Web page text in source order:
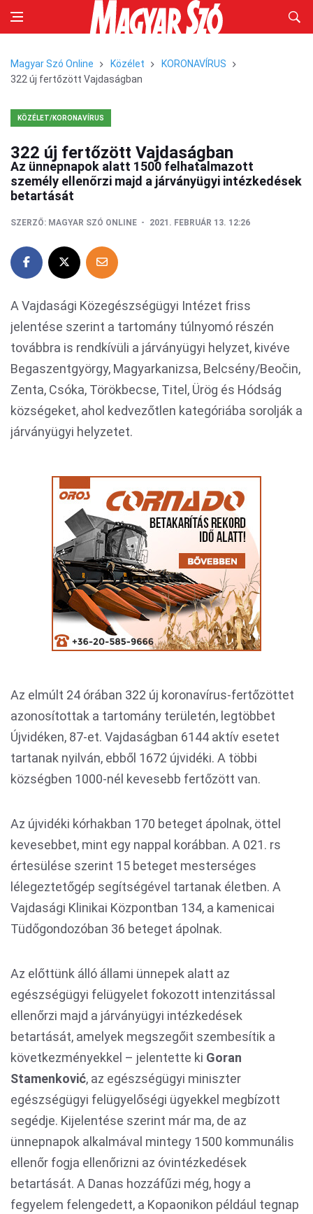
Magyar Szó Online Közélet
KORONAVÍRUS
322 új fertőzött Vajdaságban
KÖZÉLET/KORONAVÍRUS
322 új fertőzött Vajdaságban
Az ünnepnapok alatt 1500 felhatalmazott
személy ellenőrzi majd a járványügyi intézkedések
betartását
SZERZŐ: MAGYAR SZÓ ONLINE 2021. FEBRUÁR 13. 12:26
A Vajdasági Közegészségügyi Intézet friss
jelentése szerint a tartomány túlnyomó részén
továbbra is rendkívüli a járványügyi helyzet, kivéve
Begaszentgyörgy, Magyarkanizsa, Belcsény/Beočin,
Zenta, Csóka, Törökbecse, Titel, Ürög és Hódság
községeket, ahol kedvezőtlen kategóriába sorolják a
járványügyi helyzetet.
Az elmúlt 24 órában 322 új koronavírus-fertőzöttet
azonosítottak a tartomány területén, legtöbbet
Újvidéken, 87-et. Vajdaságban 6144 aktív esetet
tartanak nyilván, ebből 1672 újvidéki. A többi
községben 1000-nél kevesebb fertőzött van.
Az újvidéki kórhakban 170 beteget ápolnak, öttel
kevesebbet, mint egy nappal korábban. A 021. rs
értesülése szerint 15 beteget mesterséges
lélegeztetőgép segítségével tartanak életben. A
Vajdasági Klinikai Központban 134, a kamenicai
Tüdőgondozóban 36 beteget ápolnak.
Az előttünk álló állami ünnepek alatt az
egészségügyi felügyelet fokozott intenzitással
ellenőrzi majd a járványügyi intézkedések
betartását, amelyek megszegőit szembesítik a
következményekkel – jelentette ki Goran
Stamenković, az egészségügyi miniszter
egészségügyi felügyelőségi ügyekkel megbízott
segédje. Kijelentése szerint már ma, de az
ünnepnapok alkalmával mintegy 1500 kommunális
ellenőr fogja ellenőrizni az óvintézkedések
betartását. A Danas hozzáfűzi még, hogy a
fegyelem felengedett, a Kopaonikon például tegnap